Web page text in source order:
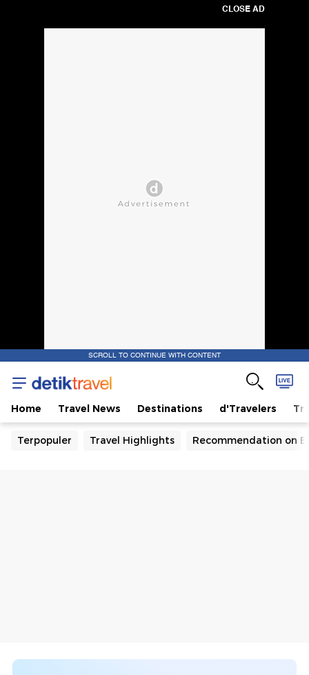
CLOSE AD
SCROLL TO CONTINUE WITH CONTENT
Home Travel News Destinations d'Travelers
Terpopuler Travel Highlights Recommendation on